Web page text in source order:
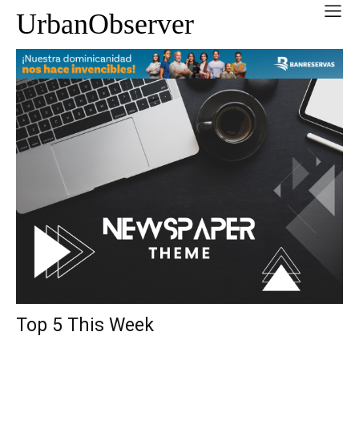
UrbanObserver
Top 5 This Week